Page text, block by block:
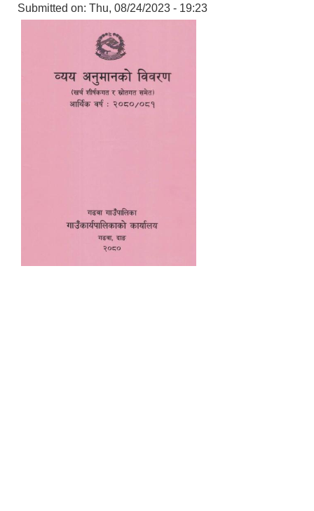
Submitted on: Thu, 08/24/2023 - 19:23